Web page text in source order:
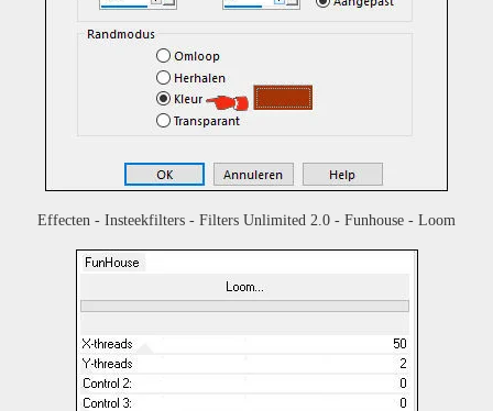
Effecten - Insteekfilters - Filters Unlimited 2.0 - Funhouse - Loom